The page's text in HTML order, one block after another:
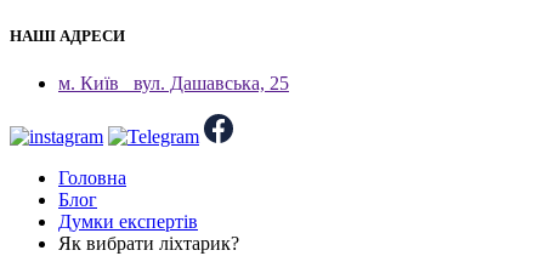
НАШІ АДРЕСИ
м. Київ вул. Дашавська, 25
Головна
Блог
Думки експертів
Як вибрати ліхтарик?